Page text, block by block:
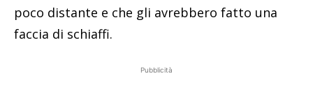
poco distante e che gli avrebbero fatto una
faccia di schiaffi.
Pubblicità